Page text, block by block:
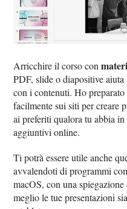
Arricchire il corso con
PDF, slide o diapositive
con i contenuti. Ho
facilmente sui siti per creare
ai preferiti qualora tu abbia
aggiuntivi online.
Ti potrà essere utile anche
avvalendoti di programmi
macOS, con una
meglio le tue presentazioni